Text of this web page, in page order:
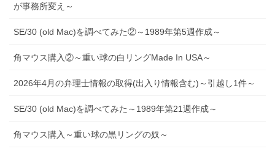
が事務所変え～
SE/30 (old Mac)を調べてみた②～1989年第5週作成～
角マウス購入②～重い球の白リングMade In USA～
2026年4月の弁理士情報の取得(出入り情報含む)～引越し1件～
SE/30 (old Mac)を調べてみた～1989年第21週作成～
角マウス購入～重い球の黒リングの奴～